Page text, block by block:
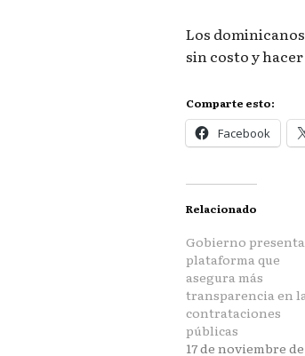
Los
sin costo y
Comparte esto:
Facebook
Relacionado
Gobierno presenta
plataforma que
asegura más
transparencia en
contrataciones
públicas
17 de noviembre de